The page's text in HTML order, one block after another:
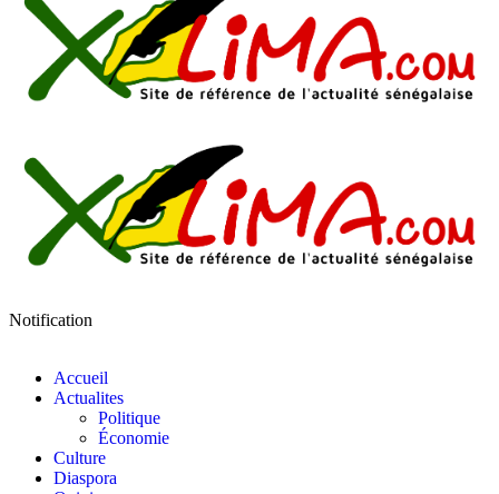
Notification
Accueil
Actualites
Politique
Économie
Culture
Diaspora